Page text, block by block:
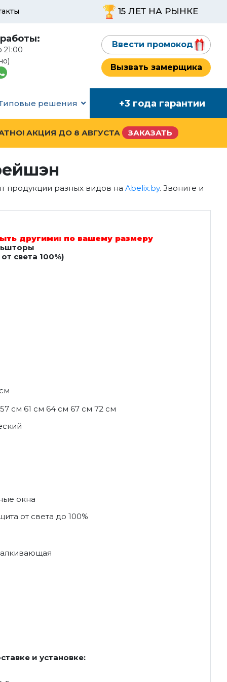
15 ЛЕТ НА РЫНКЕ
21:00
Ввести промокод
Вызвать замерщика
решения +3 года гарантии
АКЦИЯ ДО 8 АВГУСТА ЗАКАЗАТЬ
продукции разных видов на Abelix.by. Звоните и
другими: по вашему размеру
света 100%)
см 61 см 64 см 67 см 72 см
окна
от света до 100%
и установке: